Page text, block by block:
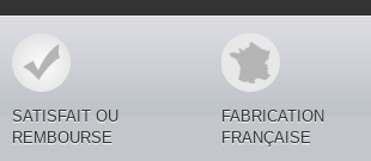
SATISFAIT OU
REMBOURSE
FABRICATION
FRANÇAISE